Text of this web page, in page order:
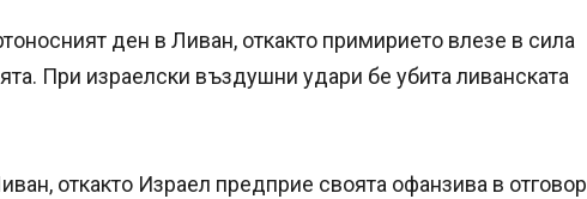
ден в Ливан, откакто примирието влезе в сила
При израелски въздушни удари бе убита ливанската
откакто Израел предприе своята офанзива в отговор